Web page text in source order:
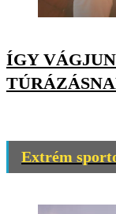
ÍGY
Extrém